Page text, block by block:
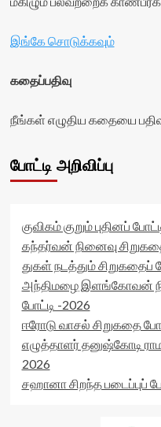
இங்கே சொடுக்கவும்
கதைப்பதிவு
நீங்கள் எழுதிய கதையை
போட்டி அறிவிப்பு
குவிகம் குறும் புதினப்
கந்தர்வன் நினைவு
துகள் நடத்தும் சிறுகதைப்
அந்திமழை இளங்கோவன்
போட்டி -2026
ஈரோடு வாசல் சிறுகதை
எழுத்தாளர் தனுஷ்கோடி
2026
சஹானா சிறந்த படைப்புப்